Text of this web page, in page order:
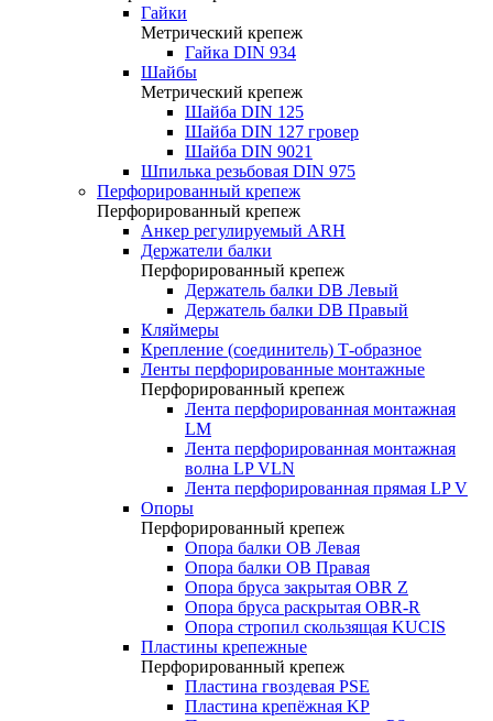
Гайки
Метрический крепеж
Гайка DIN 934
Шайбы
Метрический крепеж
Шайба DIN 125
Шайба DIN 127 гровер
Шайба DIN 9021
Шпилька резьбовая DIN 975
Перфорированный крепеж
Перфорированный крепеж
Анкер регулируемый ARH
Держатели балки
Перфорированный крепеж
Держатель балки DB Левый
Держатель балки DB Правый
Кляймеры
Крепление (соединитель) Т-образное
Ленты перфорированные монтажные
Перфорированный крепеж
Лента перфорированная монтажная
LM
Лента перфорированная монтажная
волна LP VLN
Лента перфорированная прямая LP V
Опоры
Перфорированный крепеж
Опора балки ОВ Левая
Опора балки ОВ Правая
Опора бруса закрытая OBR Z
Опора бруса раскрытая OBR-R
Опора стропил скользящая KUCIS
Пластины крепежные
Перфорированный крепеж
Пластина гвоздевая PSE
Пластина крепёжная KP